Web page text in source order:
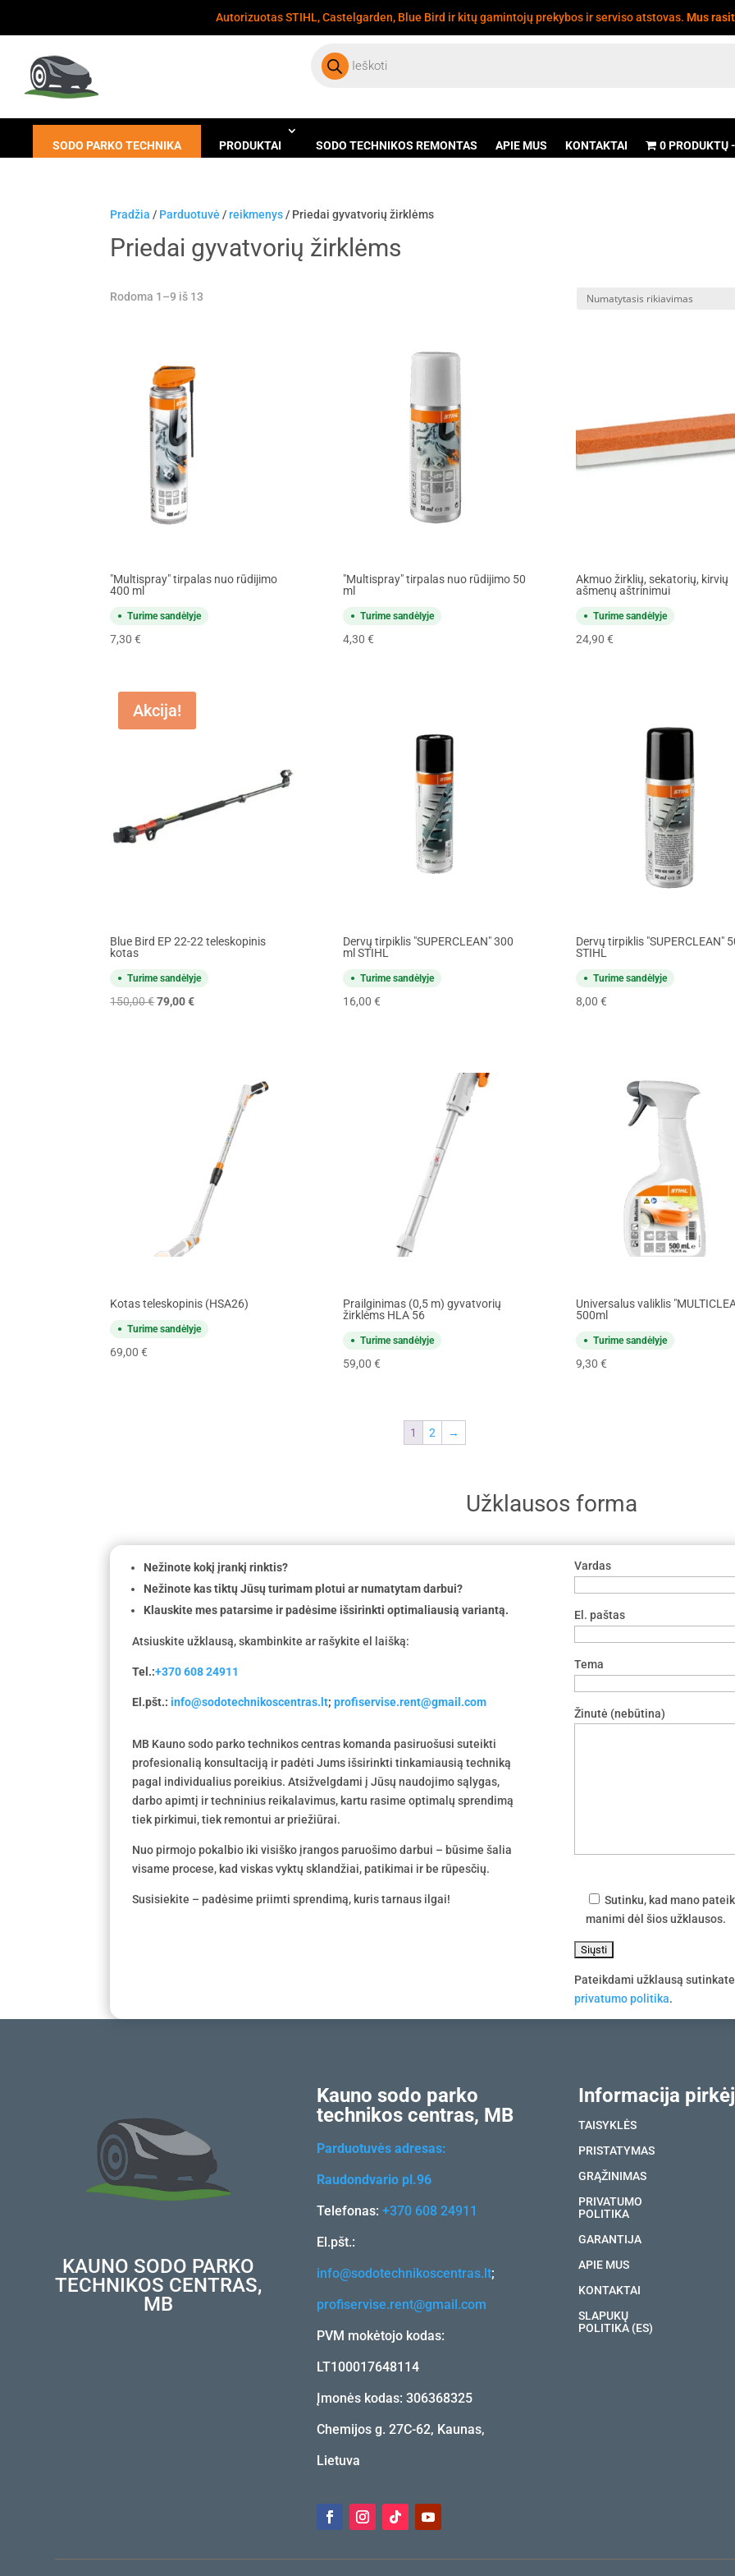
Autorizuotas STIHL, Castelgarden, Blue Bird ir kitų gamintojų prekybos ir serviso atstovas. Mus
search
SODO PARKO TECHNIKA PRODUKTAI SODO TECHNIKOS REMONTAS APIE MUS KONTAKTAI 0 PRODUKTŲ
Pradžia / Parduotuvė /reikmenys / Priedai gyvatvorių žirklėms
Priedai gyvatvorių žirklėms
Rodoma 1–9 iš 13
"Multispray" tirpalas nuo rūdijimo
400 ml
Turime sandėlyje
7,30€
"Multispray" tirpalas nuo rūdijimo 50
ml
Turime sandėlyje
4,30 €
Akmuo žirklių, sekatorių, kirvių
ašmenų aštrinimui
Turime sandėlyje
24,90 €
Akcija!
Blue Bird EP 22-22 teleskopinis
kotas
Turime sandėlyje
150,00€Original
79,00€Current
Dervų tirpiklis "SUPERCLEAN" 300
ml STIHL
Turime sandėlyje
16,00 €
Dervų tirpiklis "SUPERCLEAN"
STIHL
Turime sandėlyje
8,00 €
Kotas teleskopinis (HSA26)
Turime sandėlyje
69,00€
Prailginimas (0,5 m) gyvatvorių
žirklėms HLA 56
Turime sandėlyje
59,00 €
Universalus valiklis
500ml
Turime sandėlyje
9,30 €
1 2 →
Užklausos forma
Nežinote kokį įrankį rinktis?
Nežinote kas tiktų Jūsų turimam plotui ar numatytam darbui?
Klauskite mes patarsime ir padėsime išsirinkti optimaliausią variantą.
Atsiuskite užklausą, skambinkite ar rašykite el laišką:
Tel.:+370 608 24911
El.pšt.:info@sodotechnikoscentras.lt;profiservise.rent@gmail.com
MB Kauno sodo parko technikos centras komanda pasiruošusi suteikti
profesionalią konsultaciją ir padėti Jums išsirinkti tinkamiausią techniką
pagal individualius poreikius. Atsižvelgdami į Jūsų naudojimo sąlygas,
darbo apimtį ir techninius reikalavimus, kartu rasime optimalų sprendimą
tiek pirkimui, tiek remontui ar priežiūrai.
Nuo pirmojo pokalbio iki visiško įrangos paruošimo darbui – būsime šalia
visame procese, kad viskas vyktų sklandžiai, patikimai ir be rūpesčių.
Susisiekite – padėsime priimti sprendimą, kuris tarnaus ilgai!
Vardas
El. paštas
Tema
Žinutė (nebūtina)
Sutinku, kad mano
manimi dėl šios užklausos.
Pateikdami užklausą
privatumo politika.
KAUNO SODO PARKO
TECHNIKOS CENTRAS,
MB
Kauno sodo parko
technikos centras, MB
Parduotuvės adresas:
Raudondvario pl.96
Telefonas:+370 608 24911
El.pšt.:
info@sodotechnikoscentras.lt;
profiservise.rent@gmail.com
PVM mokėtojo kodas:
LT100017648114
Įmonės kodas: 306368325
Chemijos g. 27C-62, Kaunas,
Lietuva
Informacija
TAISYKLĖS
PRISTATYMAS
GRĄŽINIMAS
PRIVATUMO
POLITIKA
GARANTIJA
APIE MUS
KONTAKTAI
SLAPUKŲ
POLITIKA (ES)